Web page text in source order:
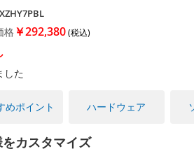
格 ￥292,380
した
めポイント ハードウェア
カスタマイズ